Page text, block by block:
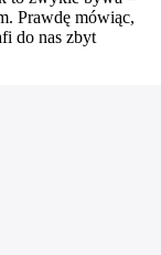
Prawdę mówiąc,
do nas zbyt